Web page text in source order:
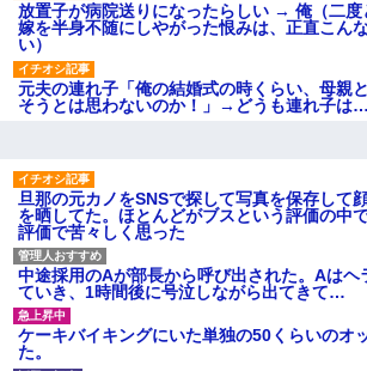
【愕然】白のクラウン俺氏、
高速道路左車線を制限速度で走
った結果wwwwwwwwwwww
百年の恋12-899 食べた量を
張り合ってくる
【悲報】佐藤輝明・・・２軍
放置子が病院送りになったらしい → 俺（二
嫁を半身不随にしやがった恨みは、正直こん
い）
元夫の連れ子「俺の結婚式の時くらい、母親
そうとは思わないのか！」→どうも連れ子は…
旦那の元カノをSNSで探して写真を保存して
を晒してた。ほとんどがブスという評価の中
評価で苦々しく思った
中途採用のAが部長から呼び出された。Aはヘ
ていき、1時間後に号泣しながら出てきて…
ケーキバイキングにいた単独の50くらいのオ
た。